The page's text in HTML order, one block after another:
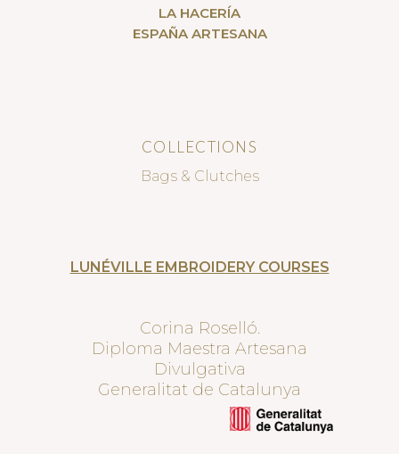
LA HACERÍA
ESPAÑA ARTESANA
COLLECTIONS
Bags & Clutches
LUNÉVILLE EMBROIDERY COURSES
Corina Roselló.
Diploma Maestra Artesana
Divulgativa
Generalitat de Catalunya